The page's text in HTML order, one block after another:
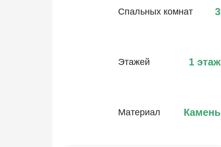
Спальных комнат 3
Этажей 1 этаж
Материал Камень